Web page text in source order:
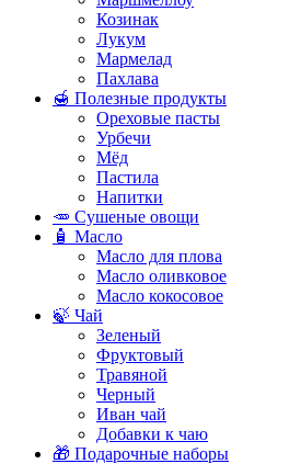
Козинак
Лукум
Мармелад
Пахлава
🍯 Полезные продукты
Ореховые пасты
Урбечи
Мёд
Пастила
Напитки
🥕 Сушеные овощи
🧴 Масло
Масло для плова
Масло оливковое
Масло кокосовое
🍃 Чай
Зеленый
Фруктовый
Травяной
Черный
Иван чай
Добавки к чаю
🎁 Подарочные наборы